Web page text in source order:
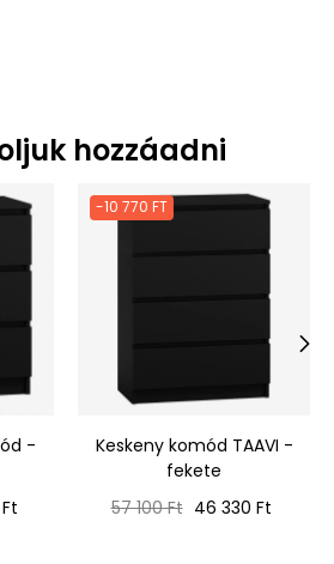
hozzáadni
-
-10 770 FT
Keskeny komód TAAVI -
fekete
Normál
57 100 Ft Ár
46 330 Ft